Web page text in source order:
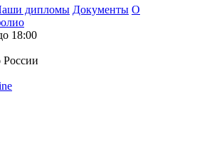
дипломы Документы О
18:00
России